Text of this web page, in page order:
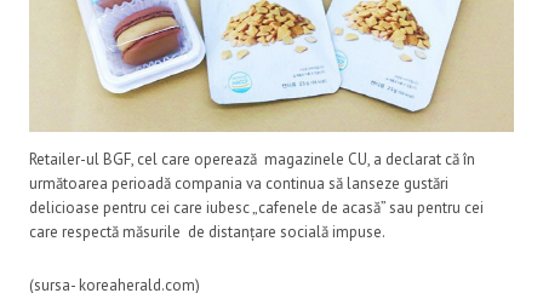
Retailer-ul BGF, cel care operează magazinele CU, a declarat că în
următoarea perioadă compania va continua să lanseze gustări
delicioase pentru cei care iubesc „cafenele de acasă” sau pentru cei
care respectă măsurile de distanțare socială impuse.
(sursa- koreaherald.com)